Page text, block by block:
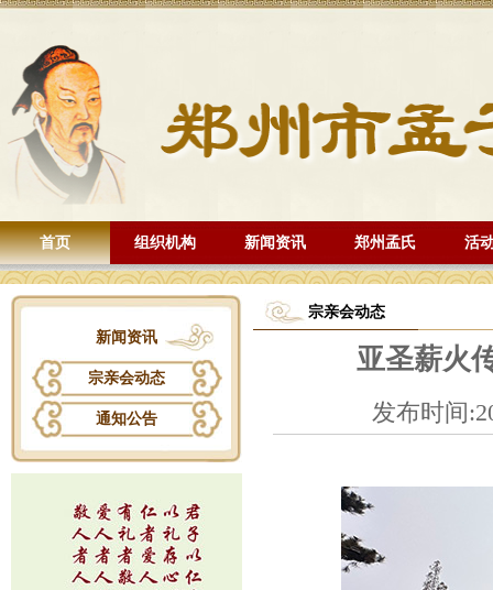
首页 组织机构 新闻资讯 郑州孟氏 活
新闻资讯
宗亲会动态
通知公告
宗亲会动态
亚圣薪火
发布时间